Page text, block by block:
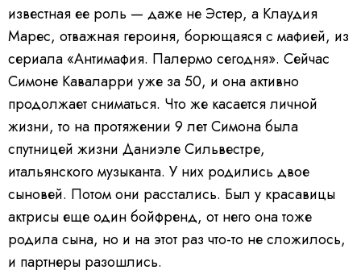
известная ее роль — даже не Эстер, а Клаудия
Марес, отважная героиня, борющаяся с мафией, из
сериала «Антимафия. Палермо сегодня». Сейчас
Симоне Каваларри уже за 50, и она активно
продолжает сниматься. Что же касается личной
жизни, то на протяжении 9 лет Симона была
спутницей жизни Даниэле Сильвестре,
итальянского музыканта. У них родились двое
сыновей. Потом они расстались. Был у красавицы
актрисы еще один бойфренд, от него она тоже
родила сына, но и на этот раз что-то не сложилось,
и партнеры разошлись.